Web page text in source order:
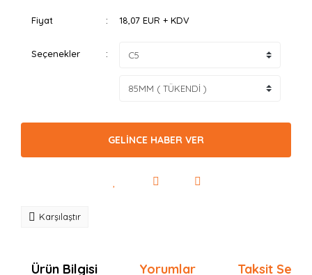
Fiyat 18,07 EUR + KDV
Seçenekler
GELİNCE HABER VER
Karşılaştır
Ürün Bilgisi Yorumlar Taksit